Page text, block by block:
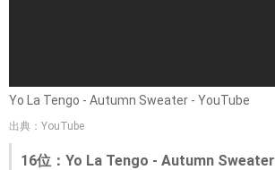
Yo La Tengo - Autumn Sweater - YouTube
出典：YouTube
16位：Yo La Tengo - Autumn Sweater